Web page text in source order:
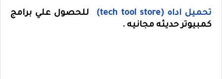
تحميل اداه(tech tool store)
للحصول علي برامج
كمبيوتر حديثه مجانيه .